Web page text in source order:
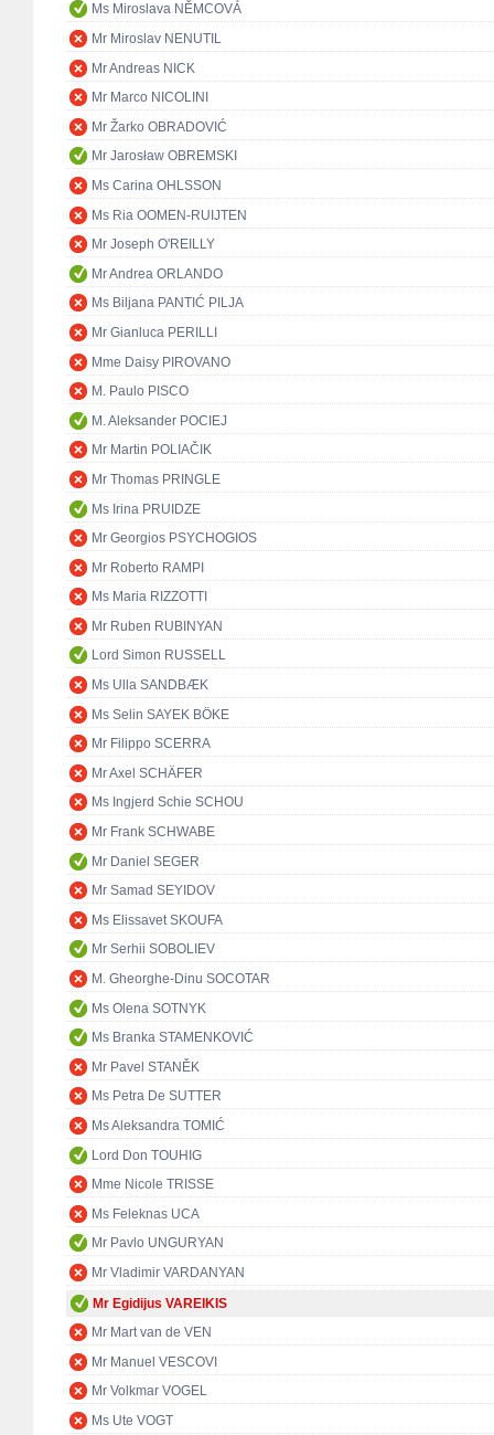
Ms Miroslava NĚMCOVÁ
Mr Miroslav NENUTIL
Mr Andreas NICK
Mr Marco NICOLINI
Mr Žarko OBRADOVIĆ
Mr Jarosław OBREMSKI
Ms Carina OHLSSON
Ms Ria OOMEN-RUIJTEN
Mr Joseph O'REILLY
Mr Andrea ORLANDO
Ms Biljana PANTIĆ PILJA
Mr Gianluca PERILLI
Mme Daisy PIROVANO
M. Paulo PISCO
M. Aleksander POCIEJ
Mr Martin POLIAČIK
Mr Thomas PRINGLE
Ms Irina PRUIDZE
Mr Georgios PSYCHOGIOS
Mr Roberto RAMPI
Ms Maria RIZZOTTI
Mr Ruben RUBINYAN
Lord Simon RUSSELL
Ms Ulla SANDBÆK
Ms Selin SAYEK BÖKE
Mr Filippo SCERRA
Mr Axel SCHÄFER
Ms Ingjerd Schie SCHOU
Mr Frank SCHWABE
Mr Daniel SEGER
Mr Samad SEYIDOV
Ms Elissavet SKOUFA
Mr Serhii SOBOLIEV
M. Gheorghe-Dinu SOCOTAR
Ms Olena SOTNYK
Ms Branka STAMENKOVIĆ
Mr Pavel STANĚK
Ms Petra De SUTTER
Ms Aleksandra TOMIĆ
Lord Don TOUHIG
Mme Nicole TRISSE
Ms Feleknas UCA
Mr Pavlo UNGURYAN
Mr Vladimir VARDANYAN
Mr Egidijus VAREIKIS
Mr Mart van de VEN
Mr Manuel VESCOVI
Mr Volkmar VOGEL
Ms Ute VOGT